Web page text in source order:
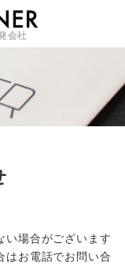
会社
い場合がございます
はお電話でお問い合